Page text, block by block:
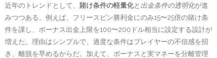
近年のトレンドとして、 賭け条件の軽量化と 出金条件の透明化が進
みつつある。例えば、フリースピン勝利金にのみ15〜25倍の賭け条
件を課し、ボーナス出金上限を100〜200ドル相当に設定する設計が
増えた。理由はシンプルで、過度な条件はプレイヤーの不信感を招
き、離脱を早めるからだ。加えて、ボーナスと実マネーを分離管理